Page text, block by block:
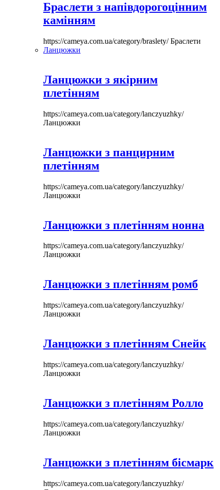
Браслети з напівдорогоцінним
камінням
https://cameya.com.ua/category/braslety/Браслети
Ланцюжки
Ланцюжки з якірним
плетінням
https://cameya.com.ua/category/lanczyuzhky/
Ланцюжки
Ланцюжки з панцирним
плетінням
https://cameya.com.ua/category/lanczyuzhky/
Ланцюжки
Ланцюжки з плетінням нонна
https://cameya.com.ua/category/lanczyuzhky/
Ланцюжки
Ланцюжки з плетінням ромб
https://cameya.com.ua/category/lanczyuzhky/
Ланцюжки
Ланцюжки з плетінням Снейк
https://cameya.com.ua/category/lanczyuzhky/
Ланцюжки
Ланцюжки з плетінням Ролло
https://cameya.com.ua/category/lanczyuzhky/
Ланцюжки
Ланцюжки з плетінням бісмарк
https://cameya.com.ua/category/lanczyuzhky/